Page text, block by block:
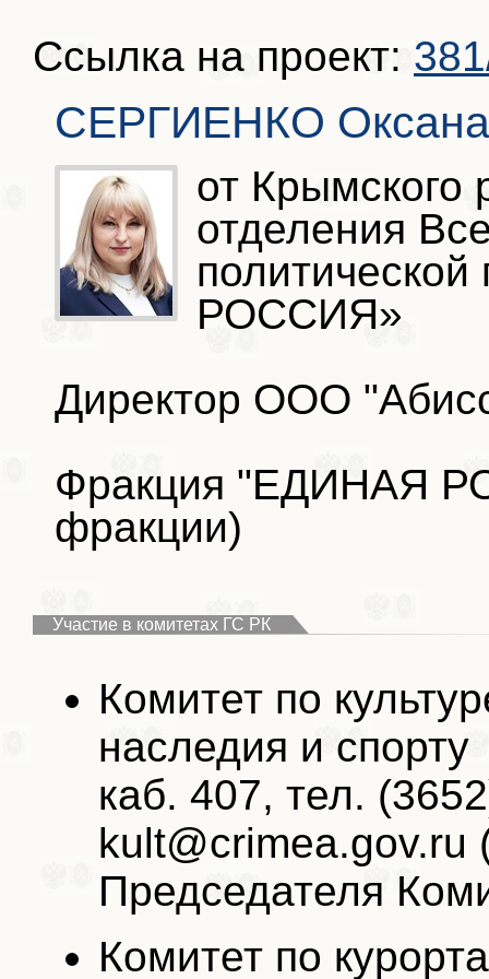
Ссылка на проект:
СЕРГИЕНКО Оксана
от Крымского
отделения
РОССИЯ»
Директор ООО
Фракция "ЕДИНАЯ
фракции)
Участие в комитетах ГС РК
Комитет по
наследия и спорту
каб. 407, тел.
kult@crimea.gov.ru
Председателя
Комитет по